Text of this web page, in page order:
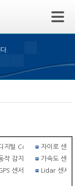
.
지털 Compass자이로 센서
서
작 감지 센서 가속도 센서
센서
Lidar 센서